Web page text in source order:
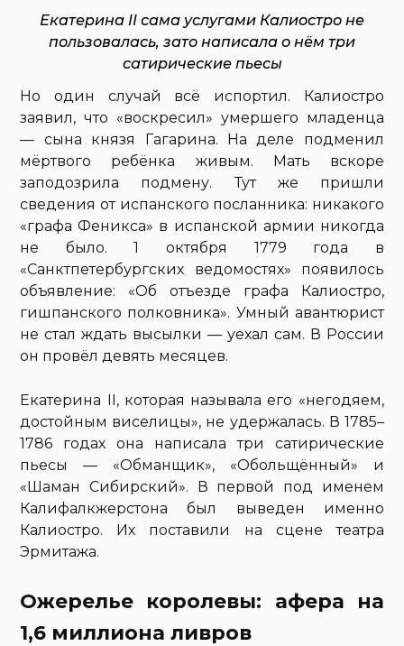
Екатерина II сама услугами Калиостро не
пользовалась, зато написала о нём три
сатирические пьесы
Но один случай всё испортил. Калиостро
заявил, что «воскресил» умершего младенца
— сына князя Гагарина. На деле подменил
мёртвого ребёнка живым. Мать вскоре
заподозрила подмену. Тут же пришли
сведения от испанского посланника: никакого
«графа Феникса» в испанской армии никогда
не было. 1 октября 1779 года в
«Санктпетербургских ведомостях» появилось
объявление: «Об отъезде графа Калиостро,
гишпанского полковника». Умный авантюрист
не стал ждать высылки — уехал сам. В России
он провёл девять месяцев.
Екатерина II, которая называла его «негодяем,
достойным виселицы», не удержалась. В 1785–
1786 годах она написала три сатирические
пьесы — «Обманщик», «Обольщённый» и
«Шаман Сибирский». В первой под именем
Калифалкжерстона был выведен именно
Калиостро. Их поставили на сцене театра
Эрмитажа.
Ожерелье королевы: афера на
1,6 миллиона ливров